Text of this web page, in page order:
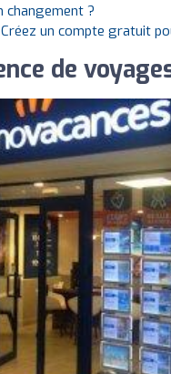
changement ?
un compte gratuit
de